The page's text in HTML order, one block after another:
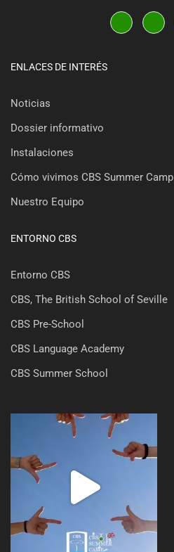
ENLACES DE INTERÉS
Noticias
Dossier informativo
Instalaciones
Cómo vivimos CBS Summer Camp
Nuestro Equipo
ENTORNO CBS
Entorno CBS
CBS, The British School of Seville
CBS Pre-School
CBS Language Academy
CBS Summer School